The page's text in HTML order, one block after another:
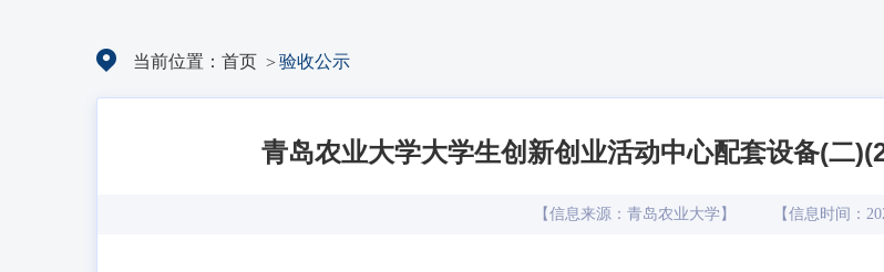
当前位置： 首页 验收公示
青岛农业大学大学生创新创业活动中心配套设备(二
【信息来源： 青岛农业大学 】 【信息时间：